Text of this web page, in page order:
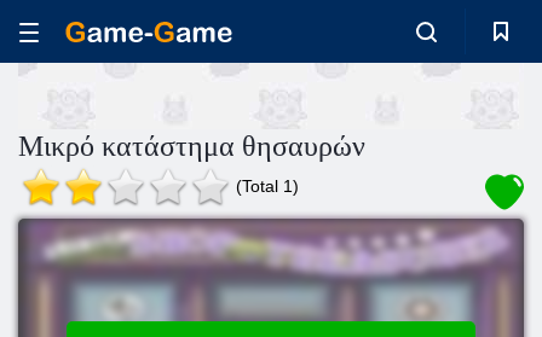
Μικρό κατάστημα θησαυρών
(Total 1)